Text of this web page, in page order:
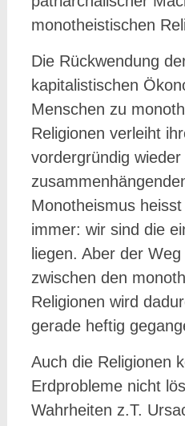
monotheistischen
Die Rückwendung
kapitalistischen
Menschen zu
Religionen verleiht
vordergründig wieder
Monotheismus
immer: wir sind die
liegen. Aber der
zwischen den
Religionen wird
gerade heftig
Auch die Religionen
Erdprobleme nicht
Wahrheiten z.T.